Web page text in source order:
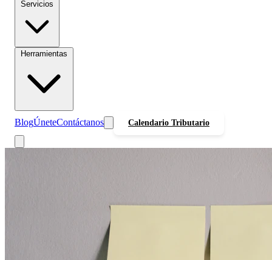
BlogÚneteContáctanos Calendario Tributario